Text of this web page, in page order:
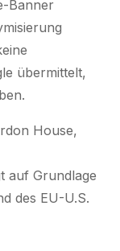
Banner
übermittelt,
House,
auf Grundlage
des EU-U.S.